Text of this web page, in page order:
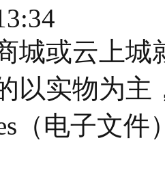
城或云上城
以实物为主
（电子文件